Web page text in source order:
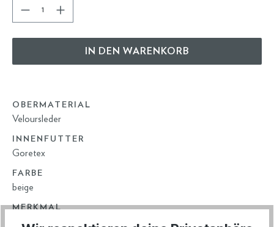
IN DEN WARENKORB
OBERMATERIAL
Veloursleder
INNENFUTTER
Goretex
FARBE
beige
MERKMAL
waterproof